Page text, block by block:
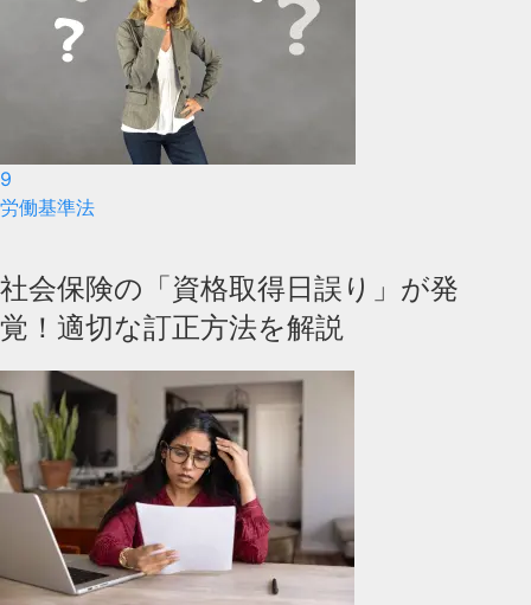
9
労働基準法
社会保険の「資格取得日誤り」が発
覚！適切な訂正方法を解説